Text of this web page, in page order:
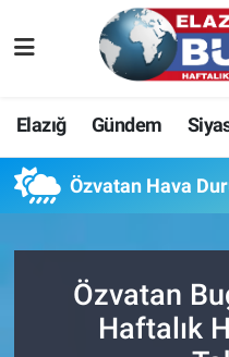
Elazığ Gündem
Özvatan Hava
Özvatan
Haftalık
Asayiş
Bilim-Teknoloji
Eğitim
Ekonomi
Elazığ
Nöbetçi Eczaneler
Hava Durumu
Namaz Vakitleri
Trafik Durumu
Süper Lig Puan